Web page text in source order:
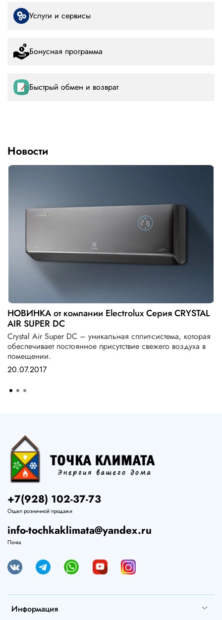
Услуги и сервисы
Бонусная программа
Быстрый обмен и возврат
Новости
НОВИНКА от компании Electrolux Серия CRYSTAL
AIR SUPER DC
Crystal Air Super DC – уникальная сплит-система, которая
обеспечивает постоянное присутствие свежего воздуха в
помещении.
20.07.2017
Информация
+7(928) 102-37-73
Отдел розничной продажи
info-tochkaklimata@yandex.ru
Почта